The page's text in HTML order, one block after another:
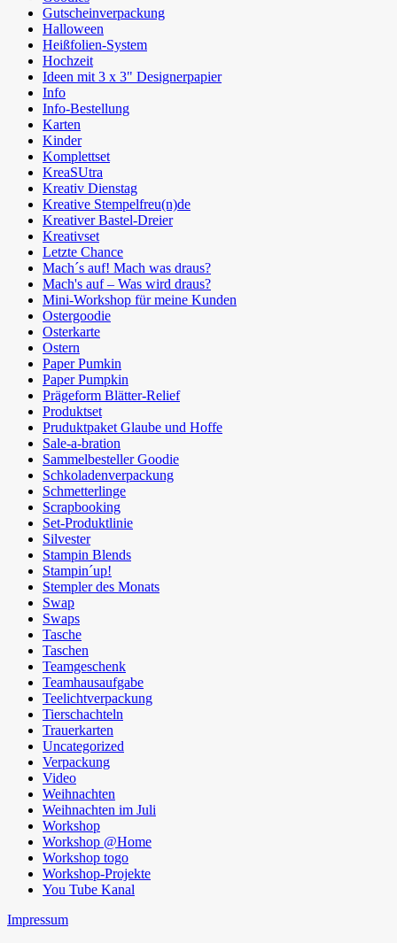
Gutscheinverpackung
Halloween
Heißfolien-System
Hochzeit
Ideen mit 3 x 3" Designerpapier
Info
Info-Bestellung
Karten
Kinder
Komplettset
KreaSUtra
Kreativ Dienstag
Kreative Stempelfreu(n)de
Kreativer Bastel-Dreier
Kreativset
Letzte Chance
Mach´s auf! Mach was draus?
Mach's auf – Was wird draus?
Mini-Workshop für meine Kunden
Ostergoodie
Osterkarte
Ostern
Paper Pumkin
Paper Pumpkin
Prägeform Blätter-Relief
Produktset
Pruduktpaket Glaube und Hoffe
Sale-a-bration
Sammelbesteller Goodie
Schkoladenverpackung
Schmetterlinge
Scrapbooking
Set-Produktlinie
Silvester
Stampin Blends
Stampin´up!
Stempler des Monats
Swap
Swaps
Tasche
Taschen
Teamgeschenk
Teamhausaufgabe
Teelichtverpackung
Tierschachteln
Trauerkarten
Uncategorized
Verpackung
Video
Weihnachten
Weihnachten im Juli
Workshop
Workshop @Home
Workshop togo
Workshop-Projekte
You Tube Kanal
Impressum